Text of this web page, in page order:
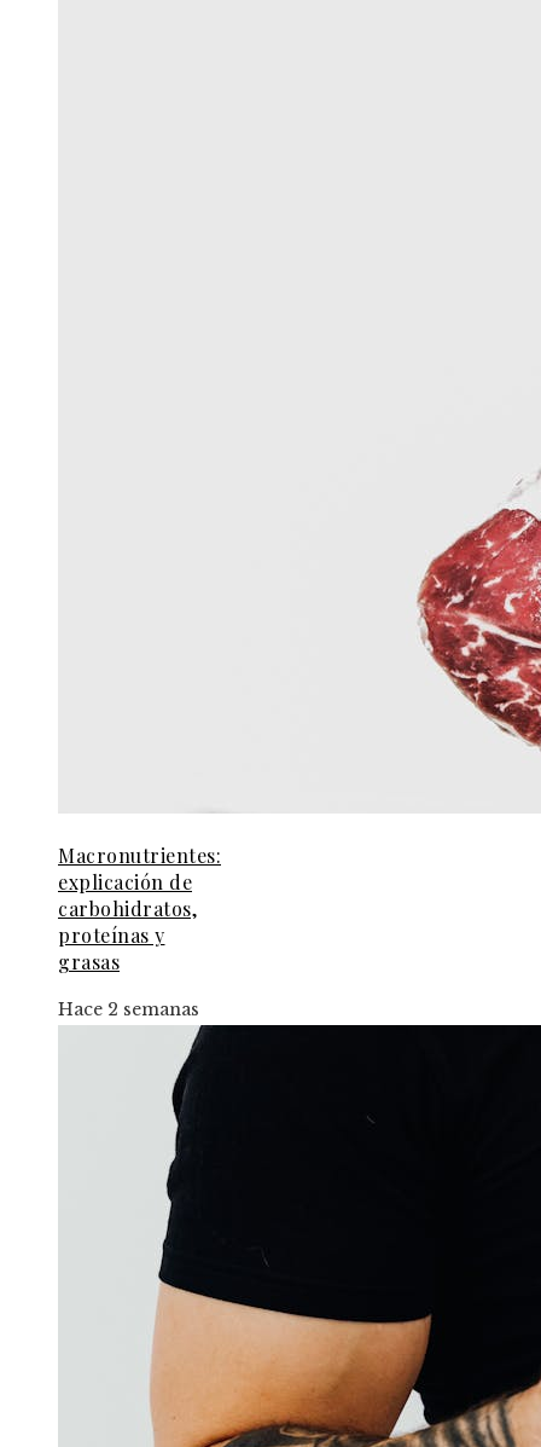
Macronutrientes:
explicación de
carbohidratos,
proteínas y
grasas
Hace 2 semanas